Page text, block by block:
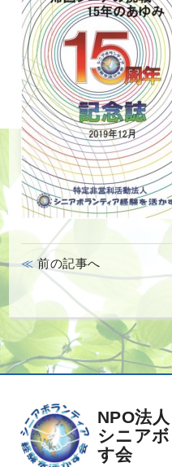
前の記事へ
NPO法人
シニア
す会